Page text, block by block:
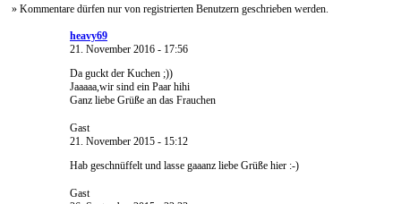
» Kommentare dürfen nur von registrierten Benutzern geschrieben werden.
heavy69
21. November 2016 - 17:56
Da guckt der Kuchen ;))
Jaaaaa,wir sind ein Paar hihi
Ganz liebe Grüße an das Frauchen
Gast
21. November 2015 - 15:12
Hab geschnüffelt und lasse gaaanz liebe Grüße hier :-)
Gast